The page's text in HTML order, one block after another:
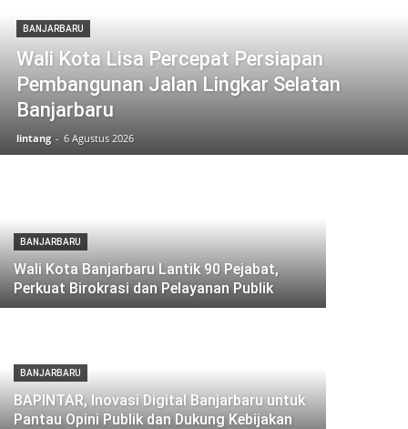
BANJARBARU
Wali Kota Lisa Percepat Persiapan
Pembangunan Jalan Lingkar Selatan
Banjarbaru
lintang - 6 Agustus 2026
BANJARBARU
Wali Kota Banjarbaru Lantik 90 Pejabat,
Perkuat Birokrasi dan Pelayanan Publik
BANJARBARU
BAPINTAR, Inovasi Digital Banjarbaru untuk
Pantau Opini Publik dan Dukung Kebijakan